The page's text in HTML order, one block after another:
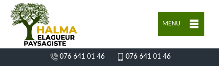
MENU
076 641 01 46 076 641 01 46